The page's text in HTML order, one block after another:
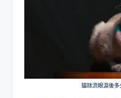
貓咪流眼淚後多